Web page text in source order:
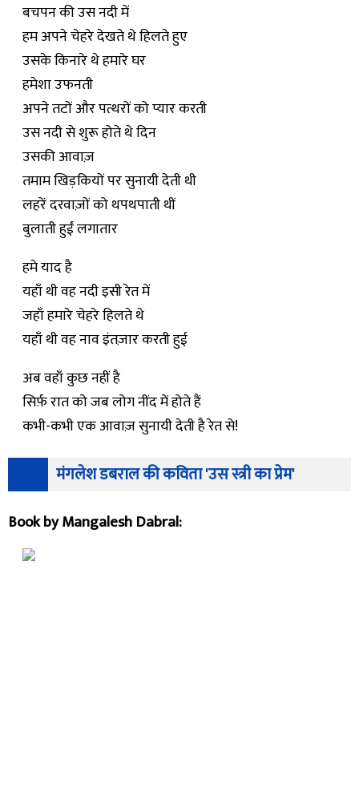
बचपन की उस नदी में
हम अपने चेहरे देखते थे हिलते हुए
उसके किनारे थे हमारे घर
हमेशा उफनती
अपने तटों और पत्थरों को प्यार करती
उस नदी से शुरू होते थे दिन
उसकी आवाज़
तमाम खिड़कियों पर सुनायी देती थी
लहरें दरवाज़ों को थपथपाती थीं
बुलाती हुईं लगातार
हमे याद है
यहाँ थी वह नदी इसी रेत में
जहाँ हमारे चेहरे हिलते थे
यहाँ थी वह नाव इंतज़ार करती हुई
अब वहाँ कुछ नहीं है
सिर्फ़ रात को जब लोग नींद में होते हैं
कभी-कभी एक आवाज़ सुनायी देती है रेत से!
मंगलेश डबराल की कविता 'उस स्त्री का प्रेम'
Book by Mangalesh Dabral: